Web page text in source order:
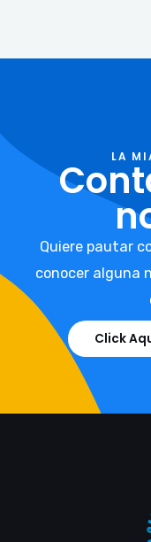
LA
Quiere pautar
conocer alguna
Click